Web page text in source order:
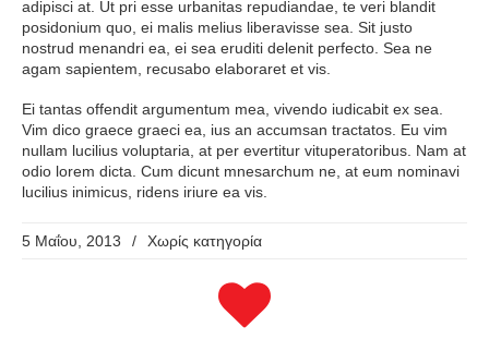
adipisci at. Ut pri esse urbanitas repudiandae, te veri blandit
posidonium quo, ei malis melius liberavisse sea. Sit justo
nostrud menandri ea, ei sea eruditi delenit perfecto. Sea ne
agam sapientem, recusabo elaboraret et vis.
Ei tantas offendit argumentum mea, vivendo iudicabit ex sea.
Vim dico graece graeci ea, ius an accumsan tractatos. Eu vim
nullam lucilius voluptaria, at per evertitur vituperatoribus. Nam at
odio lorem dicta. Cum dicunt mnesarchum ne, at eum nominavi
lucilius inimicus, ridens iriure ea vis.
5 Μαΐου, 2013 / Χωρίς κατηγορία